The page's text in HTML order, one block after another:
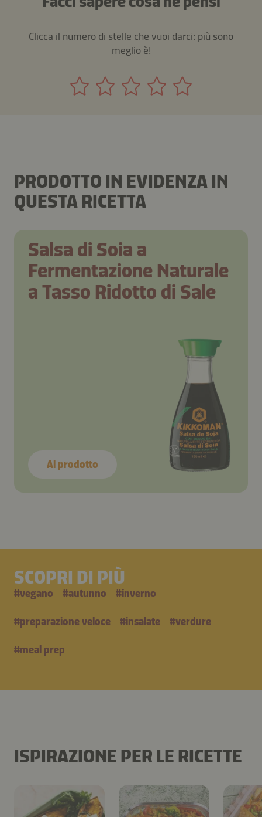
Clicca il numero di stelle che vuoi darci: più sono
meglio è!
PRODOTTO IN EVIDENZA IN
QUESTA RICETTA
Salsa di Soia a
Fermentazione Naturale
a Tasso Ridotto di Sale
Al prodotto
SCOPRI DI PIÙ
#vegano #autunno #inverno
#preparazione veloce #insalate #verdure
#meal prep
ISPIRAZIONE PER LE RICETTE